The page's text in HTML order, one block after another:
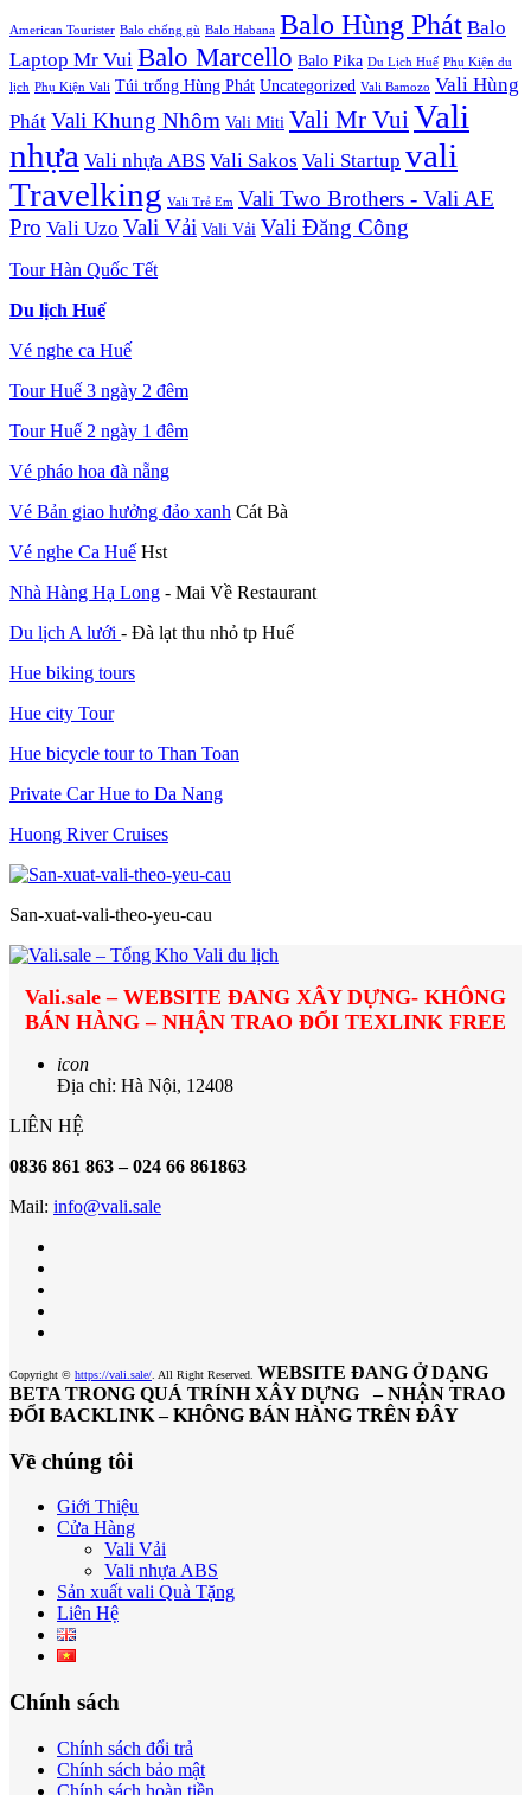
American Tourister Balo chống gù Balo Habana Balo Hùng Phát Balo
Laptop Mr Vui Balo Marcello Balo Pika Du Lịch Huế Phụ Kiện du
lịch Phụ Kiện Vali Túi trống Hùng Phát Uncategorized Vali Bamozo Vali Hùng
Phát Vali Khung Nhôm Vali Miti Vali Mr Vui Vali
nhựa Vali nhựa ABS Vali Sakos Vali Startup vali
Travelking Vali Trẻ Em Vali Two Brothers - Vali AE
Pro Vali Uzo Vali Vải Vali Vải Vali Đăng Công
Tour Hàn Quốc Tết
Du lịch Huế
Vé nghe ca Huế
Tour Huế 3 ngày 2 đêm
Tour Huế 2 ngày 1 đêm
Vé pháo hoa đà nẵng
Vé Bản giao hưởng đảo xanh Cát Bà
Vé nghe Ca Huế Hst
Nhà Hàng Hạ Long - Mai Về Restaurant
Du lịch A lưới - Đà lạt thu nhỏ tp Huế
Hue biking tours
Hue city Tour
Hue bicycle tour to Than Toan
Private Car Hue to Da Nang
Huong River Cruises
San-xuat-vali-theo-yeu-cau
Vali.sale – WEBSITE ĐANG XÂY DỰNG- KHÔNG
BÁN HÀNG – NHẬN TRAO ĐỔI TEXLINK FREE
icon
Địa chỉ: Hà Nội, 12408
LIÊN HỆ
0836 861 863 – 024 66 861863
Mail: info@vali.sale
Copyright © https://vali.sale/ . All Right Reserved. WEBSITE ĐANG Ở DẠNG
BETA TRONG QUÁ TRÍNH XÂY DỰNG – NHẬN TRAO
ĐỔI BACKLINK – KHÔNG BÁN HÀNG TRÊN ĐÂY
Về chúng tôi
Giới Thiệu
Cửa Hàng
Vali Vải
Vali nhựa ABS
Sản xuất vali Quà Tặng
Liên Hệ
Chính sách
Chính sách đổi trả
Chính sách bảo mật
Chính sách hoàn tiền